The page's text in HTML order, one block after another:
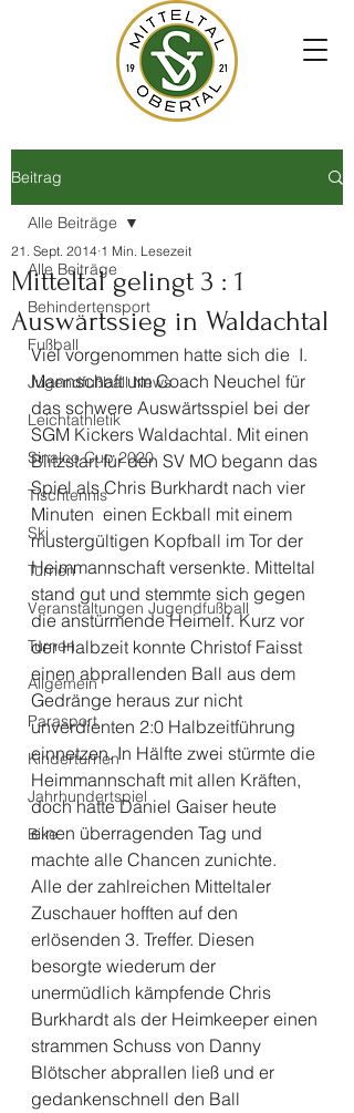
Beitrag
Alle Beiträge
Behindertensport
Fußball
Jugendfußball News
Leichtathletik
Sinalco Cup 2020
Tischtennis
Ski
Turnen
Veranstaltungen Jugendfußball
Turnen
Allgemein
Parasport
Kinderturnen
Jahrhundertspiel
Bike
Alle Beiträge
Mitteltal gelingt 3 : 1
Auswärtssieg in Waldachtal
21. Sept. 2014 1 Min. Lesezeit
Viel vorgenommen hatte sich die  I.
Mannschaft um Coach Neuchel für
das schwere Auswärtsspiel bei der
SGM Kickers Waldachtal. Mit einen
Blitzstart für den SV MO begann das
Spiel als Chris Burkhardt nach vier
Minuten  einen Eckball mit einem
mustergültigen Kopfball im Tor der
Heimmannschaft versenkte. Mitteltal
stand gut und stemmte sich gegen
die anstürmende Heimelf. Kurz vor
der Halbzeit konnte Christof Faisst
einen abprallenden Ball aus dem
Gedränge heraus zur nicht
unverdienten 2:0 Halbzeitführung
einnetzen. In Hälfte zwei stürmte die
Heimmannschaft mit allen Kräften,
doch hatte Daniel Gaiser heute
einen überragenden Tag und
machte alle Chancen zunichte.
Alle der zahlreichen Mitteltaler
Zuschauer hofften auf den
erlösenden 3. Treffer. Diesen
besorgte wiederum der
unermüdlich kämpfende Chris
Burkhardt als der Heimkeeper einen
strammen Schuss von Danny
Blötscher abprallen ließ und er
gedankenschnell den Ball